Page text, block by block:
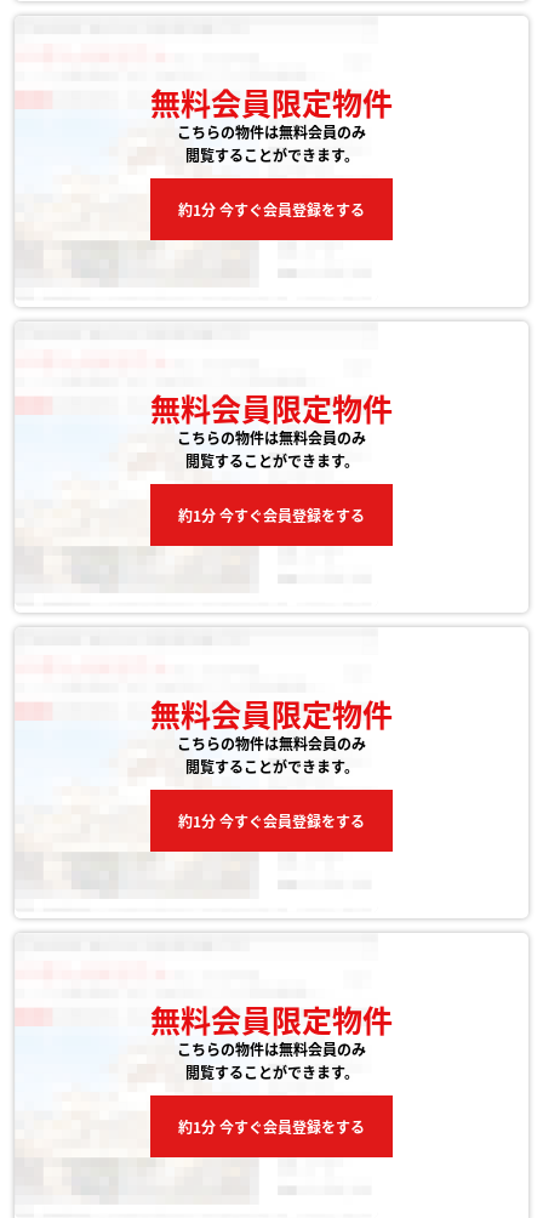
無料会員限定物件
こちらの物件は無料会員のみ
閲覧することができます。
約1分 今すぐ会員登録をする
無料会員限定物件
こちらの物件は無料会員のみ
閲覧することができます。
約1分 今すぐ会員登録をする
無料会員限定物件
こちらの物件は無料会員のみ
閲覧することができます。
約1分 今すぐ会員登録をする
無料会員限定物件
こちらの物件は無料会員のみ
閲覧することができます。
約1分 今すぐ会員登録をする